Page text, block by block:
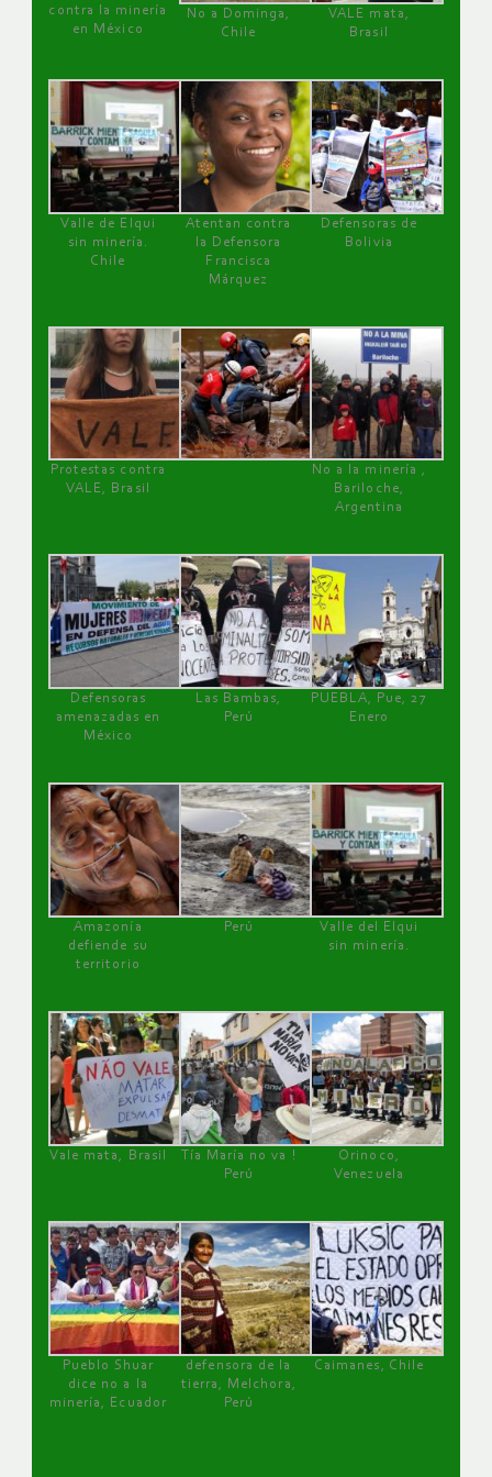
contra la minería
en México
No a Dominga,
Chile
VALE mata,
Brasil
Valle de Elqui
sin minería.
Chile
Atentan contra
la Defensora
Francisca
Márquez
Defensoras de
Bolivia
Protestas contra
VALE, Brasil
No a la minería ,
Bariloche,
Argentina
Defensoras
amenazadas en
México
Las Bambas,
Perú
PUEBLA, Pue, 27
Enero
Amazonía
defiende su
territorio
Perú
Valle del Elqui
sin minería.
Vale mata, Brasil
Tía María no va !
Perú
Orinoco,
Venezuela
Pueblo Shuar
dice no a la
minería, Ecuador
defensora de la
tierra, Melchora,
Perú
Caimanes, Chile